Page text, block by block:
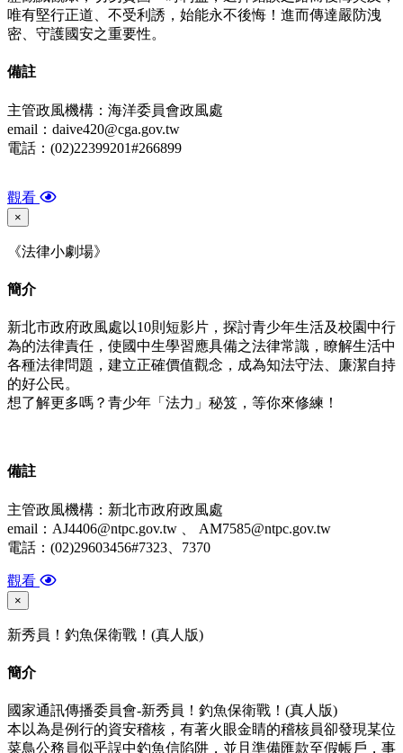
唯有堅行正道、不受利誘，始能永不後悔！進而傳達嚴防洩
密、守護國安之重要性。
備註
主管政風機構：海洋委員會政風處
email：daive420@cga.gov.tw
電話：(02)22399201#266899
觀看
×
《法律小劇場》
簡介
新北市政府政風處以10則短影片，探討青少年生活及校園中行
為的法律責任，使國中生學習應具備之法律常識，瞭解生活中
各種法律問題，建立正確價值觀念，成為知法守法、廉潔自持
的好公民。
想了解更多嗎？青少年「法力」秘笈，等你來修練！
備註
主管政風機構：新北市政府政風處
email：AJ4406@ntpc.gov.tw 、 AM7585@ntpc.gov.tw
電話：(02)29603456#7323、7370
觀看
×
新秀員！釣魚保衛戰！(真人版)
簡介
國家通訊傳播委員會-新秀員！釣魚保衛戰！(真人版)
本以為是例行的資安稽核，有著火眼金睛的稽核員卻發現某位
菜鳥公務員似乎誤中釣魚信陷阱，並且準備匯款至假帳戶，事